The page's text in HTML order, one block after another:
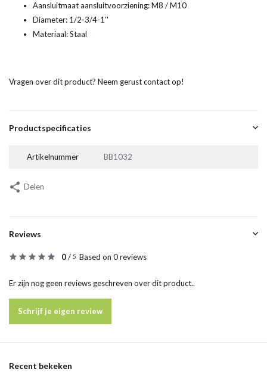
Aansluitmaat aansluitvoorziening: M8 / M10
Diameter: 1/2-3/4-1''
Materiaal: Staal
Vragen over dit product? Neem gerust contact op!
Productspecificaties
Artikelnummer BB1032
Delen
Reviews
0/ 5 Based on 0 reviews
Er zijn nog geen reviews geschreven over dit product..
Schrijf je eigen review
Recent bekeken